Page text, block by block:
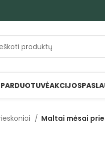
AKCIJOS
Maltai mėsai